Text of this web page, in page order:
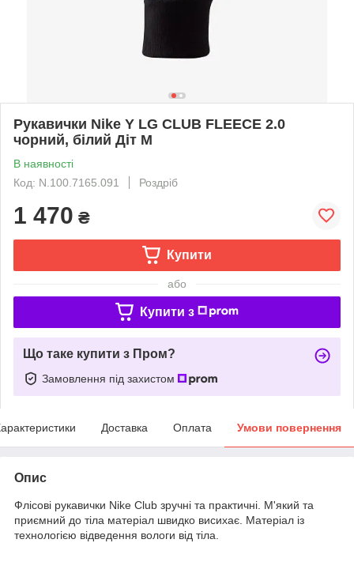
Рукавички Nike Y LG CLUB FLEECE 2.0
чорний, білий Діт M
В наявності
Код: N.100.7165.091
Роздріб
1 470 ₴
Купити
або
Купити з
Що таке купити з Пром?
Замовлення під захистом
Доставка Оплата Умови повернення
Опис
Флісові рукавички Nike Club зручні та практичні. М'який та
приємний до тіла матеріал швидко висихає. Матеріал із
технологією відведення вологи від тіла.